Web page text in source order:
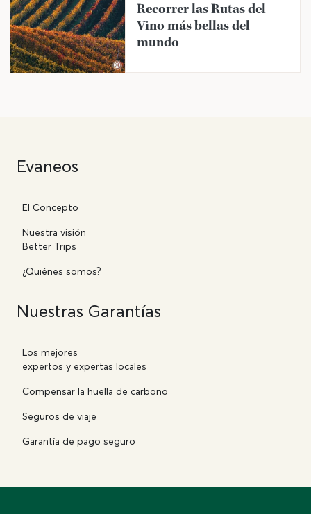
©
Recorrer las Rutas del
Vino más bellas del
mundo
Evaneos
El Concepto
Nuestra visión
Better Trips
¿Quiénes somos?
Nuestras Garantías
Los mejores
expertos y expertas locales
Compensar la huella de carbono
Seguros de viaje
Garantía de pago seguro